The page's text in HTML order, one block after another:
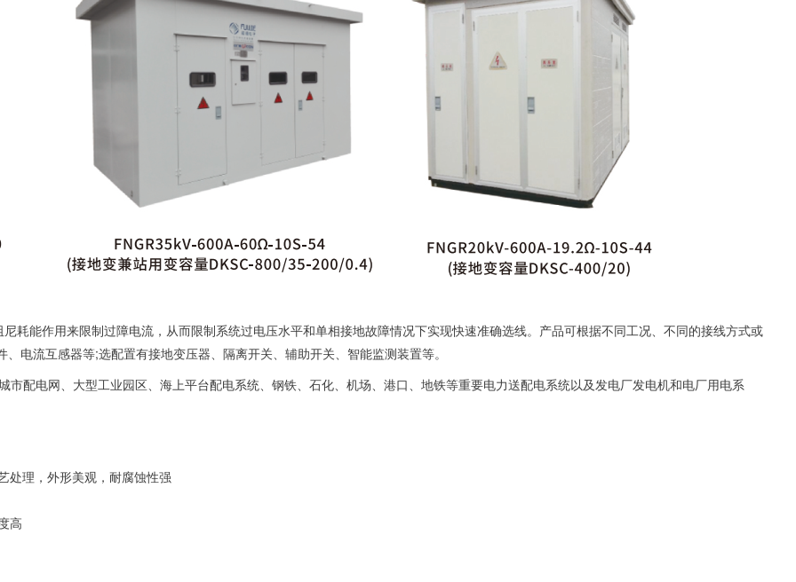
耗能作用来限制过障电流，从而限制系统过电压水平和单相接地故障情况下实现快速准确选线。产品可根据不同工况、不同的接线方式或
电流互感器等;选配置有接地变压器、隔离开关、辅助开关、智能监测装置等。
配电网、大型工业园区、海上平台配电系统、钢铁、石化、机场、港口、地铁等重要电力送配电系统以及发电厂发电机和电厂用电系
处理，外形美观，耐腐蚀性强
高